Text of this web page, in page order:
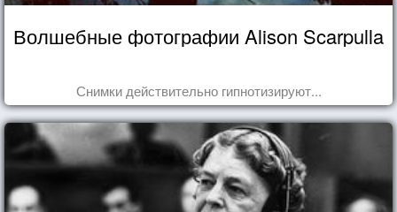
Волшебные фотографии Alison Scarpulla
Снимки действительно гипнотизируют...